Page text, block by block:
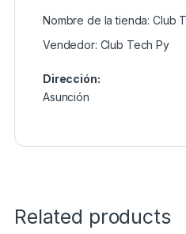
Nombre de la tienda: Club
Vendedor: Club Tech Py
Dirección:
Asunción
Related products